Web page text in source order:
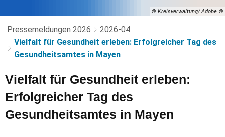
© Kreisverwaltung/ Adobe
Pressemeldungen 2026
2026-04
Vielfalt für Gesundheit erleben: Erfolgreicher Tag des
Gesundheitsamtes in Mayen
Vielfalt für Gesundheit erleben:
Erfolgreicher Tag des
Gesundheitsamtes in Mayen